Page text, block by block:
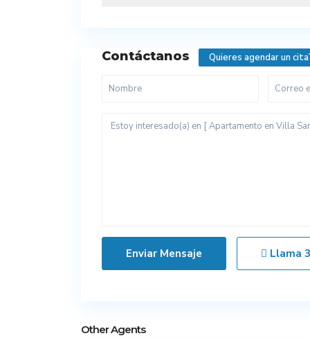
Contáctanos Quieres agendar un
Llama
Other Agents